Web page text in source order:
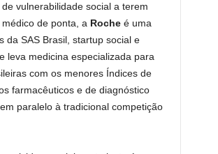
vulnerabilidade social a terem
de ponta, a Roche é uma
da SAS Brasil, startup social e
leva medicina especializada para
com os menores Índices de
farmacêuticos e de diagnóstico
paralelo à tradicional competição